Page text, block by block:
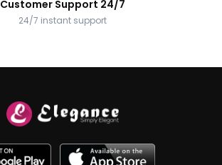
Customer Support 24/7
24/7 instant support